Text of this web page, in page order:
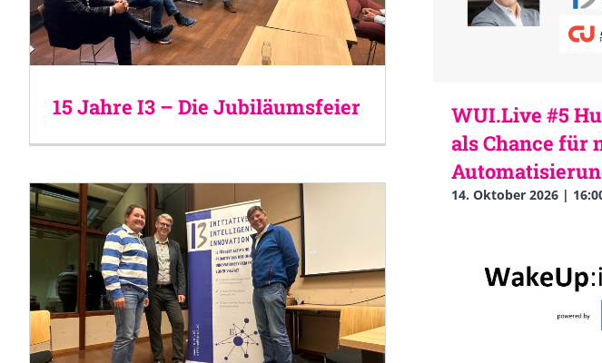
15 Jahre I3 – Die Jubiläumsfeier
WUI.Live #5
als Chance für
14. Oktober 2026 |